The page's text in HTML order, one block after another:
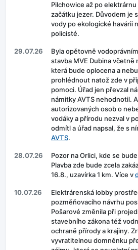
Pilchowice až po elektrárnu
začátku jezer. Důvodem je
vody po ekologické havárii
policisté.
29.07.26
Byla opětovně
stavba MVE Dubina
která bude oplocena a
prohlédnout natož zde v
pomoci. Úřad jen převzal
námitky AVTS nehodnotil.
autorizovaných osob o
vodáky a přírodu nezval v
odmítl a úřad napsal, že s
AVTS.
28.07.26
Pozor na Orlici, kde se
Plavba zde bude zcela
16.8., uzavírka 1 km. Více v
10.07.26
Elektrárenská lobby
pozměňovacího návrhu
Pošarové změnila při
stavebního zákona též
ochraně přírody a krajiny.
vyvratitelnou domněnku